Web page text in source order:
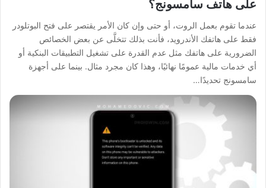
على هاتف سامسونج؟
عندما تقوم بعمل الروت، أو حتى وإن كان الأمر يقتصر على فتح البوتلودر
فقط على هاتفك الأندرويد، فأنت بذلك تتخلَّى عن بعض الخصائص
الضرورية على هاتفك مثل عدم القدرة على تشغيل التطبيقات البنكية أو
أي خدمات مالية عمومًا نهائيًا، وهذا كان مجرد مثال. بينما على أجهزة
سامسونج تحديدًا…